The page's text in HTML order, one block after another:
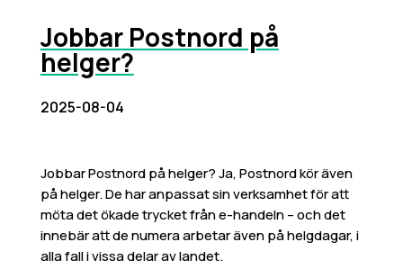
Jobbar Postnord på
helger?
2025-08-04
Jobbar Postnord på helger? Ja, Postnord kör även
på helger. De har anpassat sin verksamhet för att
möta det ökade trycket från e-handeln – och det
innebär att de numera arbetar även på helgdagar, i
alla fall i vissa delar av landet.